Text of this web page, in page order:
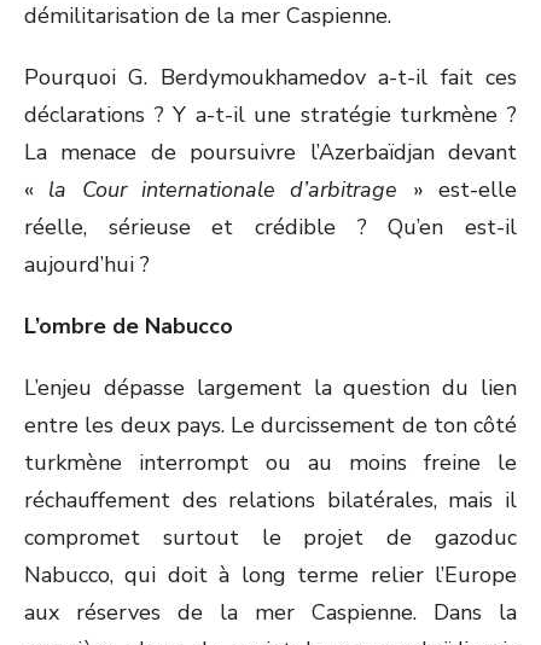
démilitarisation de la mer Caspienne.
Pourquoi G. Berdymoukhamedov a-t-il fait ces
déclarations ? Y a-t-il une stratégie turkmène ?
La menace de poursuivre l’Azerbaïdjan devant
« la Cour internationale d’arbitrage » est-elle
réelle, sérieuse et crédible ? Qu’en est-il
aujourd’hui ?
L’ombre de Nabucco
L’enjeu dépasse largement la question du lien
entre les deux pays. Le durcissement de ton côté
turkmène interrompt ou au moins freine le
réchauffement des relations bilatérales, mais il
compromet surtout le projet de gazoduc
Nabucco, qui doit à long terme relier l’Europe
aux réserves de la mer Caspienne. Dans la